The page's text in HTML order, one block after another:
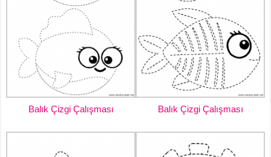
Balık Çizgi Çalışması Balık Çizgi Çalışması